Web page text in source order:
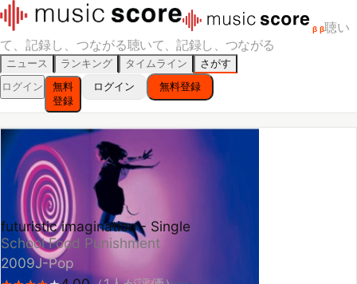
β β聴い
て、記録し、つながる聴いて、記録し、つながる
ニュース ランキング タイムライン
さがす
ログイン
無料
登録
ログイン 無料登録
futuristic imagination - Single
School Food Punishment
2009J-Pop
★
★★
★★
★★
★★4.00 人が評価）